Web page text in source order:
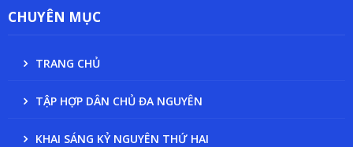
CHUYÊN MỤC
TRANG CHỦ
TẬP HỢP DÂN CHỦ ĐA NGUYÊN
KHAI SÁNG KỶ NGUYÊN THỨ HAI